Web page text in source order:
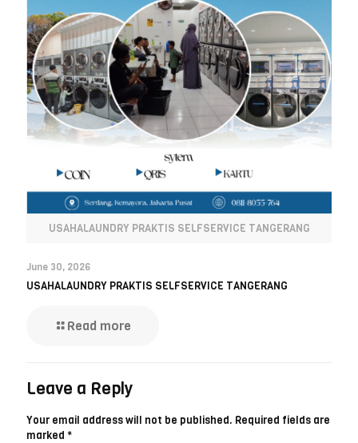
USAHALAUNDRY PRAKTIS SELFSERVICE TANGERANG
June 30, 2026
USAHALAUNDRY PRAKTIS SELFSERVICE TANGERANG
Read more
Leave a Reply
Your email address will not be published. Required fields are
marked *